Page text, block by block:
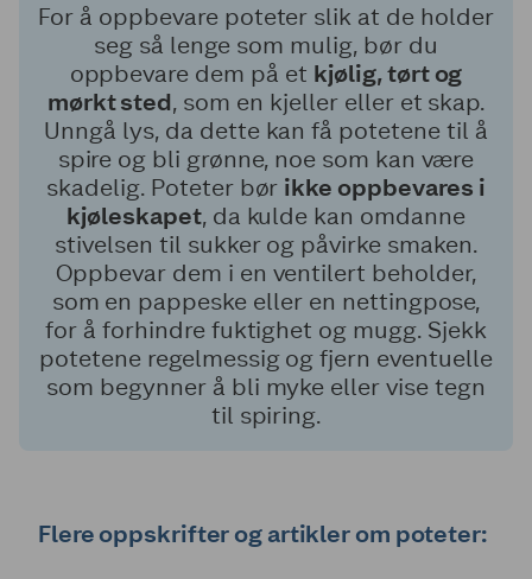
For å oppbevare poteter slik at de holder
seg så lenge som mulig, bør du
oppbevare dem på et kjølig, tørt og
mørkt sted, som en kjeller eller et skap.
Unngå lys, da dette kan få potetene til å
spire og bli grønne, noe som kan være
skadelig. Poteter bør ikke oppbevares i
kjøleskapet, da kulde kan omdanne
stivelsen til sukker og påvirke smaken.
Oppbevar dem i en ventilert beholder,
som en pappeske eller en nettingpose,
for å forhindre fuktighet og mugg. Sjekk
potetene regelmessig og fjern eventuelle
som begynner å bli myke eller vise tegn
til spiring.
Flere oppskrifter og artikler om poteter: